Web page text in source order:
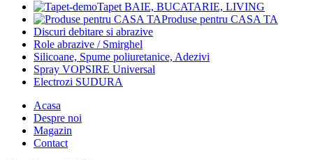
Tapet BAIE, BUCATARIE, LIVING
Produse pentru CASA TA
Discuri debitare si abrazive
Role abrazive / Smirghel
Silicoane, Spume poliuretanice, Adezivi
Spray VOPSIRE Universal
Electrozi SUDURA
Acasa
Despre noi
Magazin
Contact